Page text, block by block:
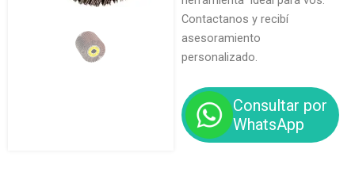
Contactanos y recibí
asesoramiento
personalizado.
Consultar por
WhatsApp